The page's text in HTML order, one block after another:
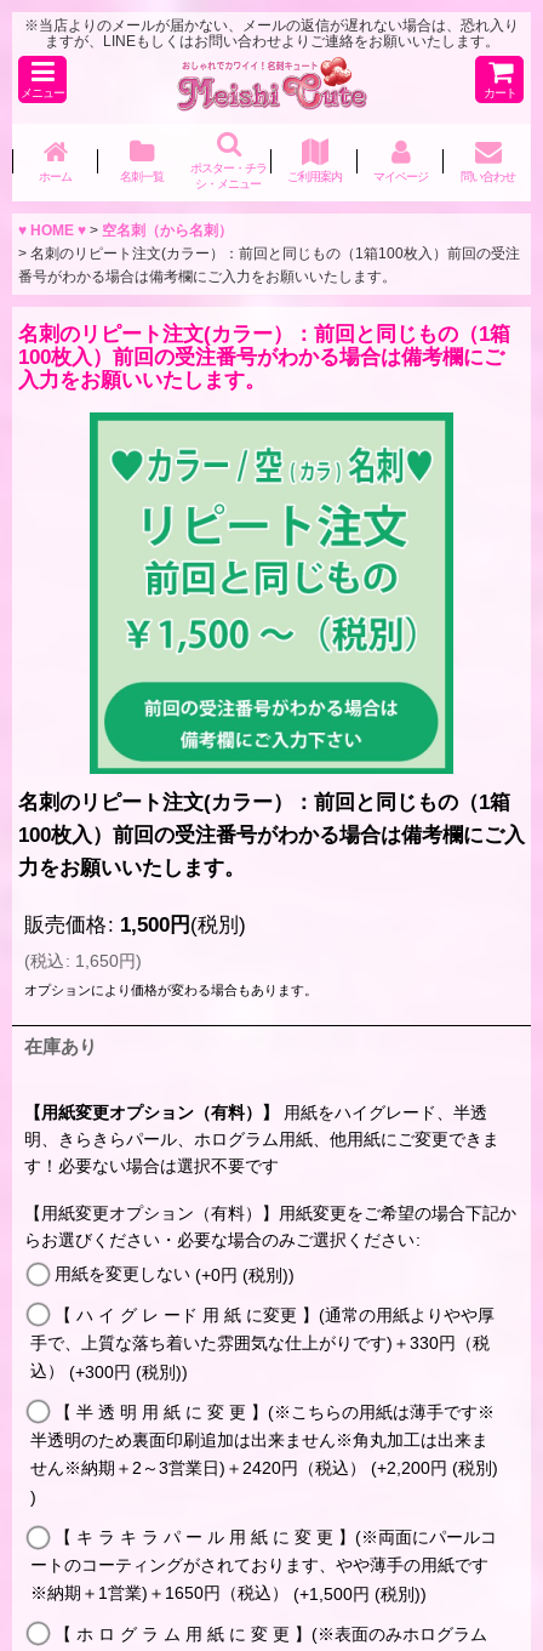
※当店よりのメールが届かない、メールの返信が遅れない場合は、恐れ入り
ますが、LINEもしくはお問い合わせよりご連絡をお願いいたします。
メニュー カート
ホーム 名刺一覧
ポスター・チラ
シ・メニュー
ご利用案内 マイページ 問い合わせ
♥ HOME ♥ > 空名刺（から名刺）
> 名刺のリピート注文(カラー）：前回と同じもの（1箱100枚入）前回の受注
番号がわかる場合は備考欄にご入力をお願いいたします。
名刺のリピート注文(カラー）：前回と同じもの（1箱
100枚入）前回の受注番号がわかる場合は備考欄にご
入力をお願いいたします。
名刺のリピート注文(カラー）：前回と同じもの（1箱
100枚入）前回の受注番号がわかる場合は備考欄にご入
力をお願いいたします。
販売価格: 1,500円 (税別)
(税込: 1,650円)
オプションにより価格が変わる場合もあります。
在庫あり
【用紙変更オプション（有料）】
用紙をハイグレード、半透
明、きらきらパール、ホログラム用紙、他用紙にご変更できま
す！必要ない場合は選択不要です
【用紙変更オプション（有料）】用紙変更をご希望の場合下記か
らお選びください・必要な場合のみご選択ください:
用紙を変更しない (+0円 (税別))
【 ハ イ グ レ ード 用 紙 に変更 】(通常の用紙よりやや厚
手で、上質な落ち着いた雰囲気な仕上がりです)＋330円（税
込） (+300円 (税別))
【 半 透 明 用 紙 に 変 更 】(※こちらの用紙は薄手です※
半透明のため裏面印刷追加は出来ません※角丸加工は出来ま
せん※納期＋2～3営業日)＋2420円（税込） (+2,200円 (税別)
)
【 キ ラ キ ラ パ ー ル 用 紙 に 変 更 】(※両面にパールコ
ートのコーティングがされております、やや薄手の用紙です
※納期＋1営業)＋1650円（税込） (+1,500円 (税別))
【 ホ ロ グ ラ ム 用 紙 に 変 更 】(※表面のみホログラム